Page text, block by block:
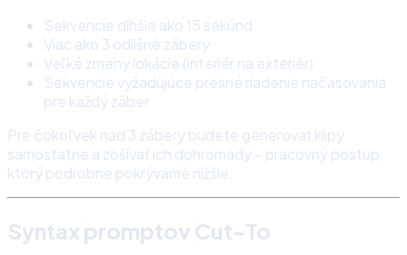
Sekvencie dlhšie ako 15 sekúnd
Viac ako 3 odlišné zábery
Veľké zmeny lokácie (interiér na exteriér)
Sekvencie vyžadujúce presné riadenie načasovania
pre každý záber
Pre čokoľvek nad 3 zábery budete generovať klipy
samostatne a zošívať ich dohromady – pracovný postup,
ktorý podrobne pokrývame nižšie.
Syntax promptov Cut-To